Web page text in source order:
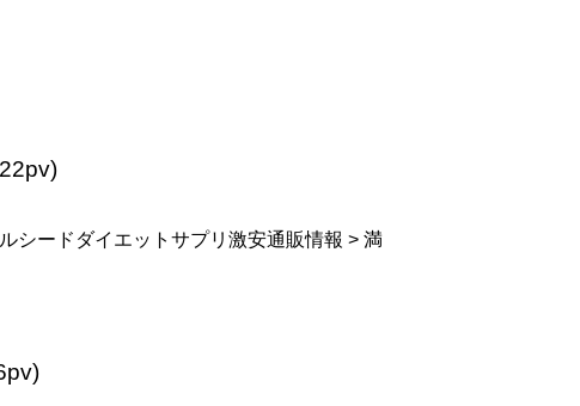
シードダイエットサプリ激安通販情報 > 満